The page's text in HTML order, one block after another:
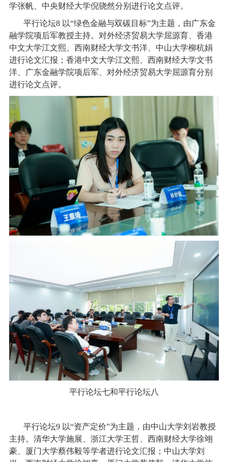
学张帆、中央财经大学倪骁然分别进行论文点评。
平行论坛8 以“绿色金融与双碳目标”为主题，由广东金
融学院项后军教授主持。对外经济贸易大学屈源育、香港
中文大学江文熙、西南财经大学文书洋、中山大学柳杭娟
进行论文汇报；香港中文大学江文熙、西南财经大学文书
洋、广东金融学院项后军、对外经济贸易大学屈源育分别
进行论文点评。
平行论坛七和平行论坛八
平行论坛9 以“资产定价”为主题，由中山大学刘岩教授
主持。清华大学施展、浙江大学王哲、西南财经大学徐翊
豪、厦门大学蔡伟毅等学者进行论文汇报；中山大学刘